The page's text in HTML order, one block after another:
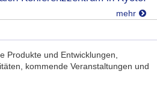
mehr
Produkte und Entwicklungen,
kommende Veranstaltungen und